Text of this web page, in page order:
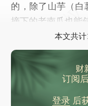
的，除了山芋（白
摘下的老南瓜也能
本文共计
财
订阅
登录后